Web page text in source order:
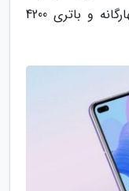
و دارای تراشه کایرین 810، دوربین چهارگانه و باتری 4200